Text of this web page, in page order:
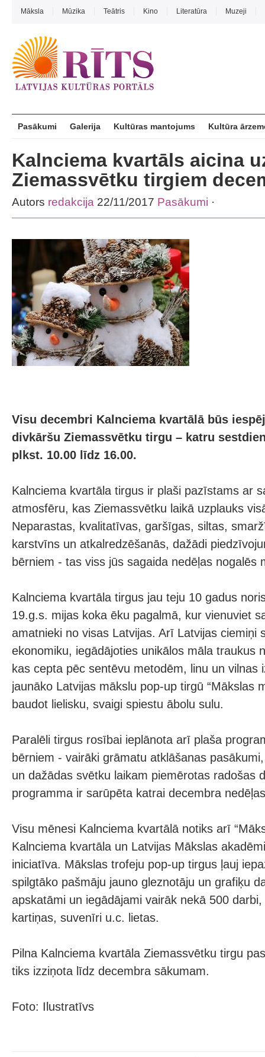
Māksla Mūzika Teātris Kino Literatūra Muzeji
Pasākumi Galerija Kultūras mantojums Kultūra
Kalnciema kvartāls aicina
Ziemassvētku tirgiem
Autors redakcija 22/11/2017 Pasākumi ·
Visu decembri Kalnciema kvartālā būs
divkāršu Ziemassvētku tirgu – katru
plkst. 10.00 līdz 16.00.
Kalnciema kvartāla tirgus ir plaši pazīstams ar
atmosfēru, kas Ziemassvētku laikā uzplauks
Neparastas, kvalitatīvas, garšīgas, siltas,
karstvīns un atkalredzēšanās, dažādi
bērniem - tas viss jūs sagaida nedēļas nogalēs
Kalnciema kvartāla tirgus jau teju 10 gadus
19.g.s. mijas koka ēku pagalmā, kur vienuviet
amatnieki no visas Latvijas. Arī Latvijas ciemiņi
ekonomiku, iegādājoties unikālos māla traukus
kas cepta pēc sentēvu metodēm, linu un vilnas
jaunāko Latvijas mākslu pop-up tirgū “Mākslas
baudot lielisku, svaigi spiestu ābolu sulu.
Paralēli tirgus rosībai ieplānota arī plaša
bērniem - vairāki grāmatu atklāšanas
un dažādas svētku laikam piemērotas radošas
programma ir sarūpēta katrai decembra
Visu mēnesi Kalnciema kvartālā notiks arī
Kalnciema kvartāla un Latvijas Mākslas
iniciatīva. Mākslas trofeju pop-up tirgus ļauj
spilgtāko pašmāju jauno gleznotāju un grafiķu
apskatāmi un iegādājami vairāk nekā 500
kartiņas, suvenīri u.c. lietas.
Pilna Kalnciema kvartāla Ziemassvētku tirgu
tiks izziņota līdz decembra sākumam.
Foto: Ilustratīvs